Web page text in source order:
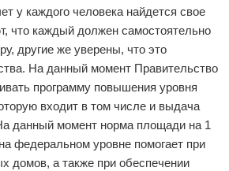
у каждого человека найдется свое
что каждый должен самостоятельно
другие же уверены, что это
На данный момент Правительство
программу повышения уровня
входит в том числе и выдача
данный момент норма площади на 1
федеральном уровне помогает при
домов, а также при обеспечении